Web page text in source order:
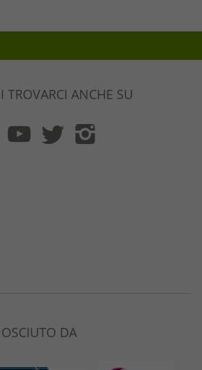
TROVARCI ANCHE SU
DA